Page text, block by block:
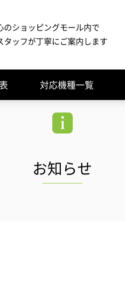
対応機種一覧
のショッピングモール内で
タッフが丁寧にご案内します
お知らせ